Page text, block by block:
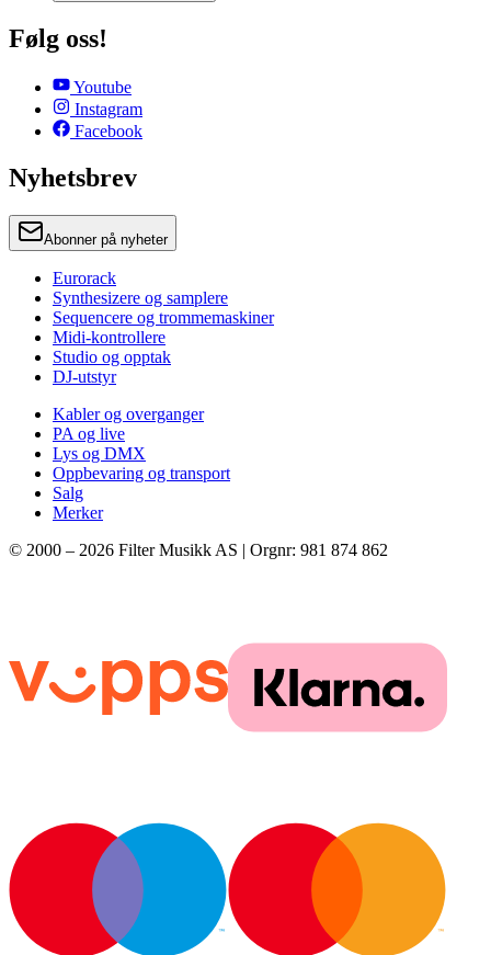
Følg oss!
Youtube
Instagram
Facebook
Nyhetsbrev
Abonner på nyheter
Eurorack
Synthesizere og samplere
Sequencere og trommemaskiner
Midi-kontrollere
Studio og opptak
DJ-utstyr
Kabler og overganger
PA og live
Lys og DMX
Oppbevaring og transport
Salg
Merker
© 2000 – 2026 Filter Musikk AS | Orgnr: 981 874 862